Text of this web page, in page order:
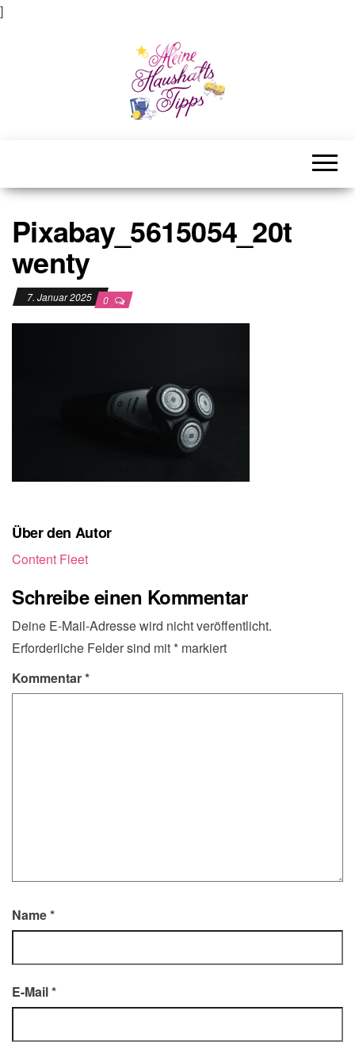
]
Pixabay_5615054_20t
wenty
7. Januar 2025 0
Über den Autor
Content Fleet
Schreibe einen Kommentar
Deine E-Mail-Adresse wird nicht veröffentlicht.
Erforderliche Felder sind mit * markiert
Kommentar*
Name*
E-Mail*